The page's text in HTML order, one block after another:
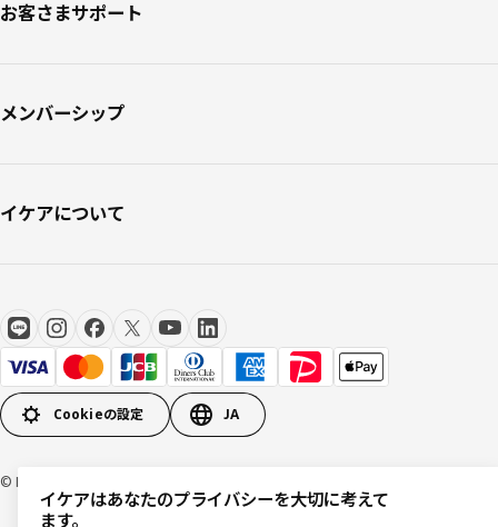
お客さまサポート
メンバーシップ
イケアについて
Cookieの設定 JA
© Inter IKEA Systems B.V 1999-2026
イケアはあなたのプライバシーを大切に考えて
ます。